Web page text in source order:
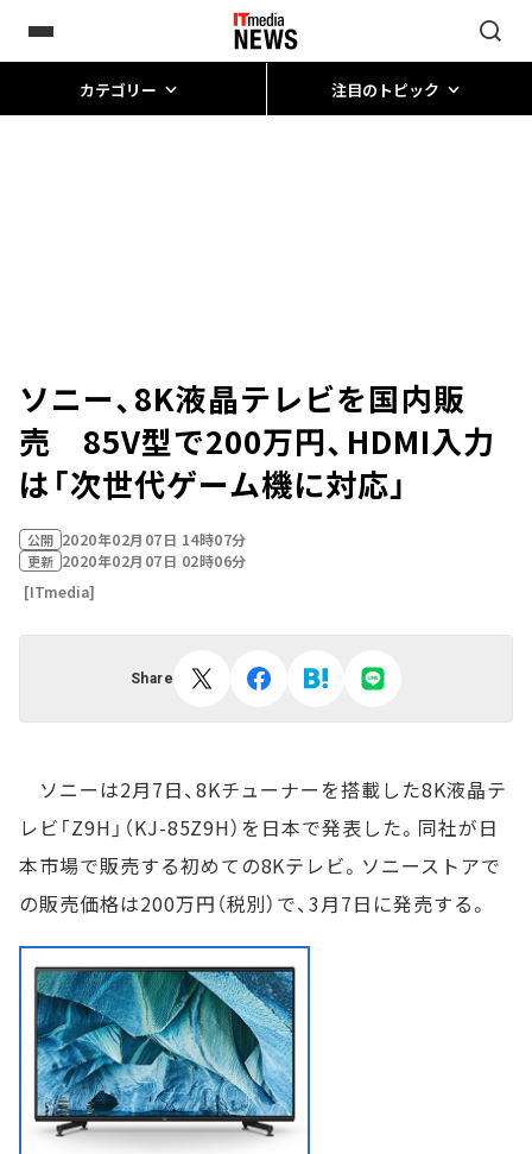
カテゴリー 注目のトピック
ソニー、8K液晶テレビを国内販
売 85V型で200万円、HDMI入力
は「次世代ゲーム機に対応」
公開 2020年02月07日 14時07分
更新 2020年02月07日 02時06分
[ITmedia]
Share
ソニーは2月7日、8Kチューナーを搭載した8K液晶テ
レビ「Z9H」（KJ-85Z9H）を日本で発表した。同社が日
本市場で販売する初めての8Kテレビ。ソニーストアで
の販売価格は200万円（税別）で、3月7日に発売する。